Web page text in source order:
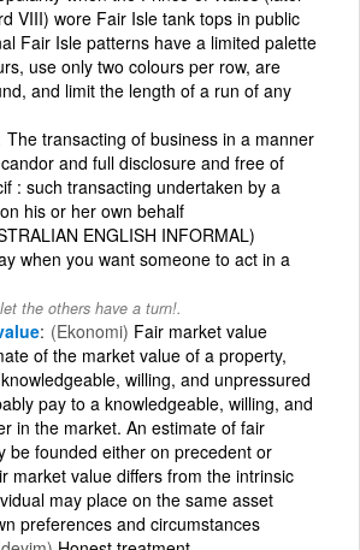
VIII) wore Fair Isle tank tops in public
Fair Isle patterns have a limited palette
use only two colours per row, are
and limit the length of a run of any
The transacting of business in a manner
and full disclosure and free of
: such transacting undertaken by a
his or her own behalf
ENGLISH INFORMAL)
when you want someone to act in a
the others have a turn!.
(Ekonomi) Fair market value
of the market value of a property,
willing, and unpressured
pay to a knowledgeable, willing, and
in the market. An estimate of fair
be founded either on precedent or
market value differs from the intrinsic
may place on the same asset
preferences and circumstances